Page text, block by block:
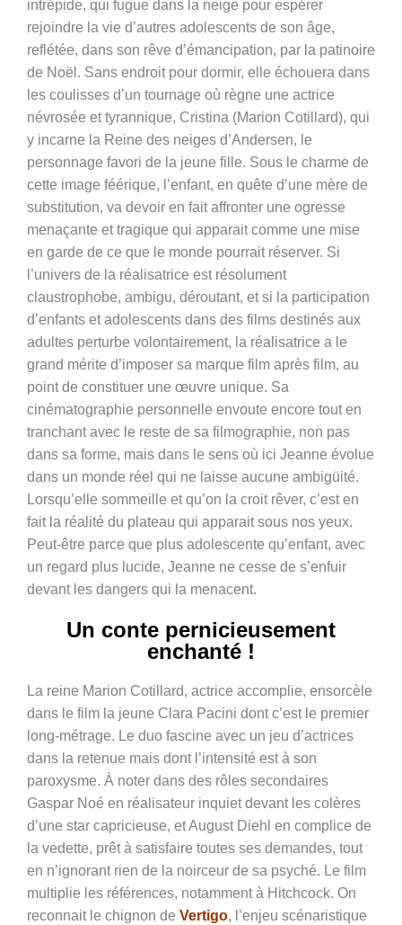
intrépide, qui fugue dans la neige pour espérer
rejoindre la vie d’autres adolescents de son âge,
reflétée, dans son rêve d’émancipation, par la patinoire
de Noël. Sans endroit pour dormir, elle échouera dans
les coulisses d’un tournage où règne une actrice
névrosée et tyrannique, Cristina (Marion Cotillard), qui
y incarne la Reine des neiges d’Andersen, le
personnage favori de la jeune fille. Sous le charme de
cette image féérique, l’enfant, en quête d’une mère de
substitution, va devoir en fait affronter une ogresse
menaçante et tragique qui apparait comme une mise
en garde de ce que le monde pourrait réserver. Si
l’univers de la réalisatrice est résolument
claustrophobe, ambigu, déroutant, et si la participation
d’enfants et adolescents dans des films destinés aux
adultes perturbe volontairement, la réalisatrice a le
grand mérite d’imposer sa marque film après film, au
point de constituer une œuvre unique. Sa
cinématographie personnelle envoute encore tout en
tranchant avec le reste de sa filmographie, non pas
dans sa forme, mais dans le sens où ici Jeanne évolue
dans un monde réel qui ne laisse aucune ambigüité.
Lorsqu’elle sommeille et qu’on la croit rêver, c’est en
fait la réalité du plateau qui apparait sous nos yeux.
Peut-être parce que plus adolescente qu’enfant, avec
un regard plus lucide, Jeanne ne cesse de s’enfuir
devant les dangers qui la menacent.
Un conte pernicieusement
enchanté !
La reine Marion Cotillard, actrice accomplie, ensorcèle
dans le film la jeune Clara Pacini dont c’est le premier
long-métrage. Le duo fascine avec un jeu d’actrices
dans la retenue mais dont l’intensité est à son
paroxysme. À noter dans des rôles secondaires
Gaspar Noé en réalisateur inquiet devant les colères
d’une star capricieuse, et August Diehl en complice de
la vedette, prêt à satisfaire toutes ses demandes, tout
en n’ignorant rien de la noirceur de sa psyché. Le film
multiplie les références, notamment à Hitchcock. On
reconnait le chignon de Vertigo, l’enjeu scénaristique